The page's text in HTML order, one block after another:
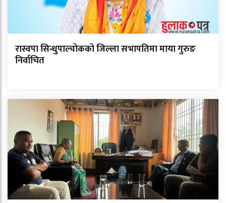
रास्वपा सिन्धुपाल्चोकको जिल्ला सभापतिमा माया गुरुङ
निर्वाचित